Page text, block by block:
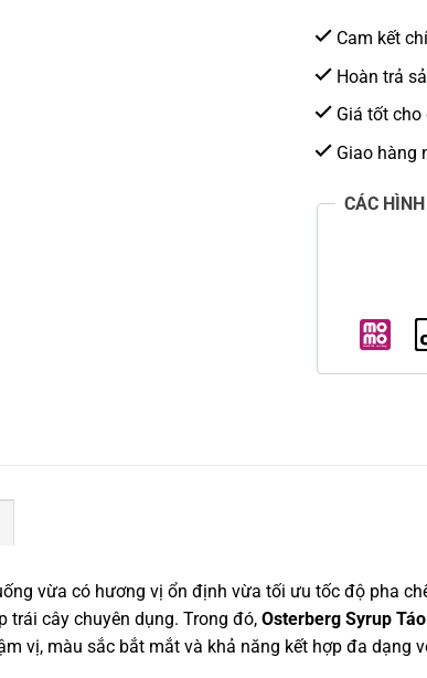
Cam kết
Hoàn trả
Giá tốt cho
Giao hàng
CÁC
vừa có hương vị ổn định vừa tối ưu tốc độ pha
trái cây chuyên dụng. Trong đó, Osterberg Syrup
vị, màu sắc bắt mắt và khả năng kết hợp đa dạng